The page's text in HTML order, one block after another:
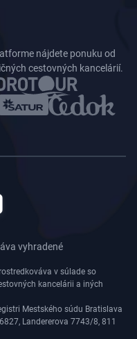
nájdete ponuku od
cestovných kancelárií.
vyhradené
v súlade so
kancelárii a iných
Mestského súdu Bratislava
Landererova 7743/8, 811